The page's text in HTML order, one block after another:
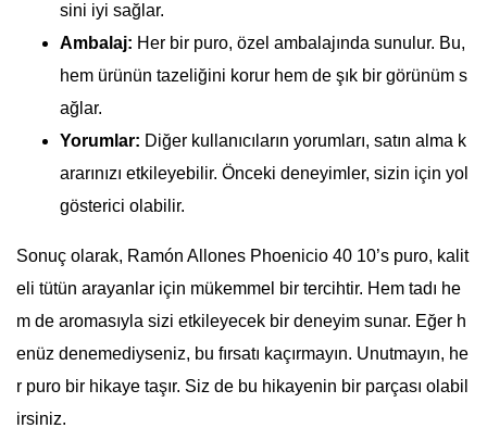
sini iyi sağlar.
Ambalaj: Her bir puro, özel ambalajında sunulur. Bu,
hem ürünün tazeliğini korur hem de şık bir görünüm s
ağlar.
Yorumlar: Diğer kullanıcıların yorumları, satın alma k
ararınızı etkileyebilir. Önceki deneyimler, sizin için yol
gösterici olabilir.
Sonuç olarak, Ramón Allones Phoenicio 40 10’s puro, kalit
eli tütün arayanlar için mükemmel bir tercihtir. Hem tadı he
m de aromasıyla sizi etkileyecek bir deneyim sunar. Eğer h
enüz denemediyseniz, bu fırsatı kaçırmayın. Unutmayın, he
r puro bir hikaye taşır. Siz de bu hikayenin bir parçası olabil
irsiniz.